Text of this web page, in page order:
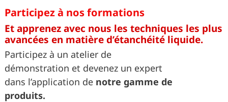
révolutionne l’étanchéité
des systèmes qui simplifient les
et offrent une plus grande
Participez à nos formations
Et apprenez avec nous les techniques les plus
avancées en matière d’étanchéité liquide.
Participez à un atelier de
démonstration et devenez un expert
dans l’application de notre gamme de
produits.